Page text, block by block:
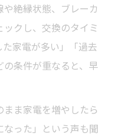
絶縁状態、ブレーカ
クし、交換のタイミ
家電が多い」「過去
条件が重なると、早
ま家電を増やしたら
った」という声も聞